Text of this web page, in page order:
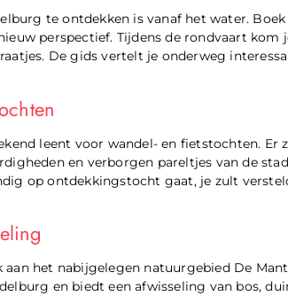
te ontdekken is vanaf het water.
perspectief. Tijdens de rondvaart kom
De gids vertelt je onderweg
leent voor wandel- en fietstochten. Er
en verborgen pareltjes van de
op ontdekkingstocht gaat, je zult
aan het nabijgelegen natuurgebied De
en biedt een afwisseling van bos,